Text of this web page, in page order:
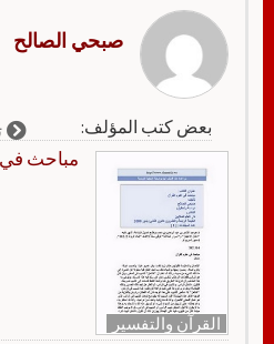
صبحي الصالح
بعض كتب المؤلف:
القرآن والتفسير
مباحث في